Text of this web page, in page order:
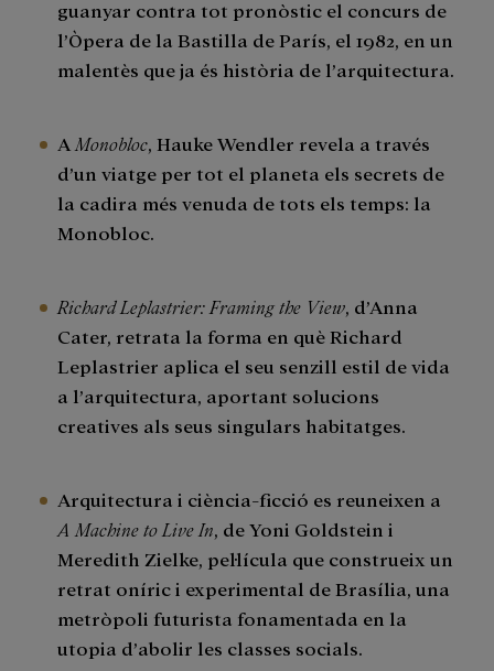
guanyar contra tot pronòstic el concurs de
l’Òpera de la Bastilla de París, el 1982, en un
malentès que ja és història de l’arquitectura.
A Monobloc , Hauke Wendler revela a través
d’un viatge per tot el planeta els secrets de
la cadira més venuda de tots els temps: la
Monobloc.
Richard Leplastrier: Framing the View , d’Anna
Cater, retrata la forma en què Richard
Leplastrier aplica el seu senzill estil de vida
a l’arquitectura, aportant solucions
creatives als seus singulars habitatges.
Arquitectura i ciència-ficció es reuneixen a
A Machine to Live In , de Yoni Goldstein i
Meredith Zielke, pel·lícula que construeix un
retrat oníric i experimental de Brasília, una
metròpoli futurista fonamentada en la
utopia d’abolir les classes socials.